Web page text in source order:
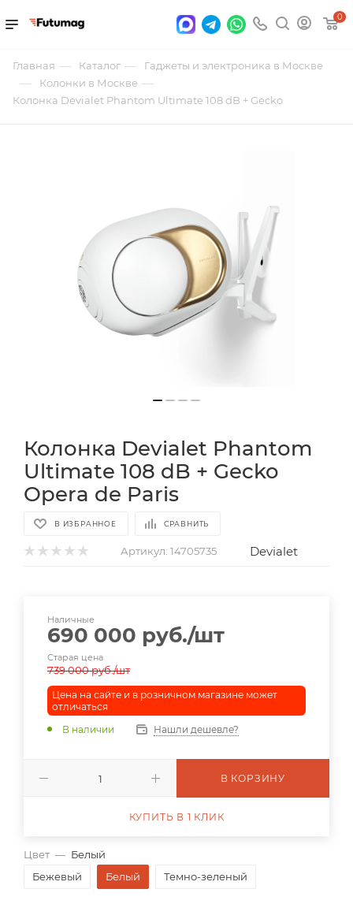
0
Главная — Каталог — Гаджеты и электроника в Москве
— Колонки в Москве —
Колонка Devialet Phantom Ultimate 108 dB + Gecko
Колонка Devialet Phantom
Ultimate 108 dB + Gecko
Opera de Paris
В ИЗБРАННОЕ СРАВНИТЬ
Артикул: 14705735 Devialet
Цвет — Белый
Бежевый
Белый Темно-зеленый
Наличные
690 000 руб./шт
Старая цена
739 000руб./шт
Цена на сайте и в розничном магазине может
отличаться
В наличии
Нашли дешевле?
В КОРЗИНУ
КУПИТЬ В 1 КЛИК